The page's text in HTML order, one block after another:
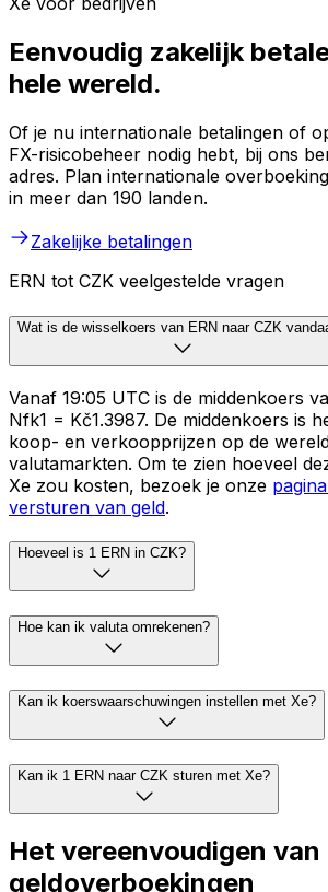
Eenvoudig zakelijk
hele wereld.
Of je nu internationale betalingen of
FX-risicobeheer nodig hebt, bij ons
adres. Plan internationale
in meer dan 190 landen.
Zakelijke betalingen
ERN tot CZK veelgestelde vragen
Wat is de wisselkoers van ERN naar CZK
Vanaf 19:05 UTC is de middenkoers
Nfk1 = Kč1.3987. De middenkoers is
koop- en verkoopprijzen op de
valutamarkten. Om te zien hoeveel
Xe zou kosten, bezoek je onze
versturen van geld.
Hoeveel is 1 ERN in CZK?
Hoe kan ik valuta omrekenen?
Kan ik koerswaarschuwingen instellen met Xe?
Kan ik 1 ERN naar CZK sturen met Xe?
Het vereenvoudigen van
geldoverboekingen